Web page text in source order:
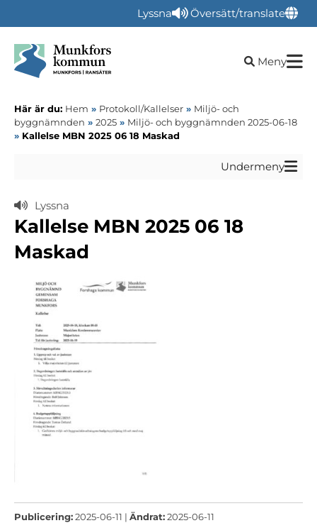
Lyssna Översätt/translate
Öppna
Meny
Här är du: Hem » Protokoll/Kallelser » Miljö- och
byggnämnden » 2025 » Miljö- och byggnämnden 2025-06-18
» Kallelse MBN 2025 06 18 Maskad
Undermeny
Lyssna
Kallelse MBN 2025 06 18
Maskad
Publicering:2025-06-11 | Ändrat:2025-06-11